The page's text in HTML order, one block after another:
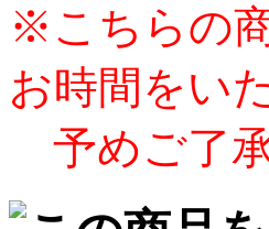
※こちらの
お時間をい
予めご了